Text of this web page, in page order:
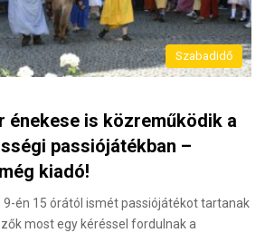
Szabadidő
énekese is közreműködik a
passiójátékban –
kiadó!
9-én 15 órától ismét passiójátékot tartanak
most egy kéréssel fordulnak a